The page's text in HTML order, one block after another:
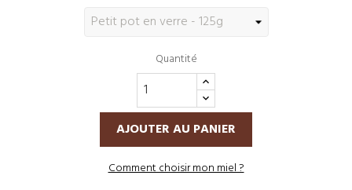
Quantité
AJOUTER AU PANIER
Comment choisir mon miel ?